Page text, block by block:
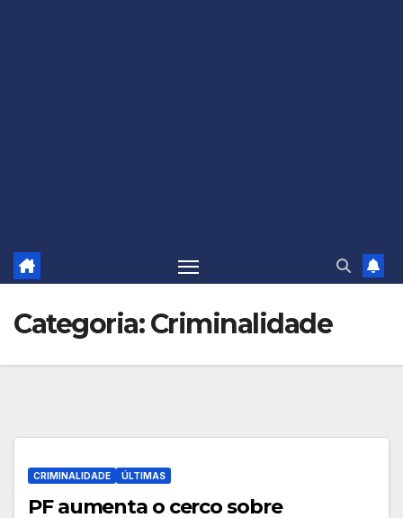
Categoria:Criminalidade
CRIMINALIDADE ÚLTIMAS
PF aumenta o cerco sobre